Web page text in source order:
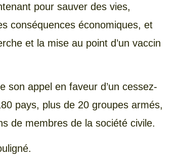
pour sauver des vies,
conséquences économiques, et
et la mise au point d’un vaccin
son appel en faveur d’un cessez-
pays, plus de 20 groupes armés,
de membres de la société civile.